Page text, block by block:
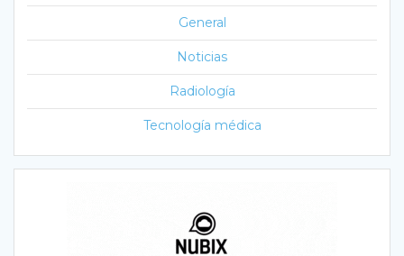
General
Noticias
Radiología
Tecnología médica